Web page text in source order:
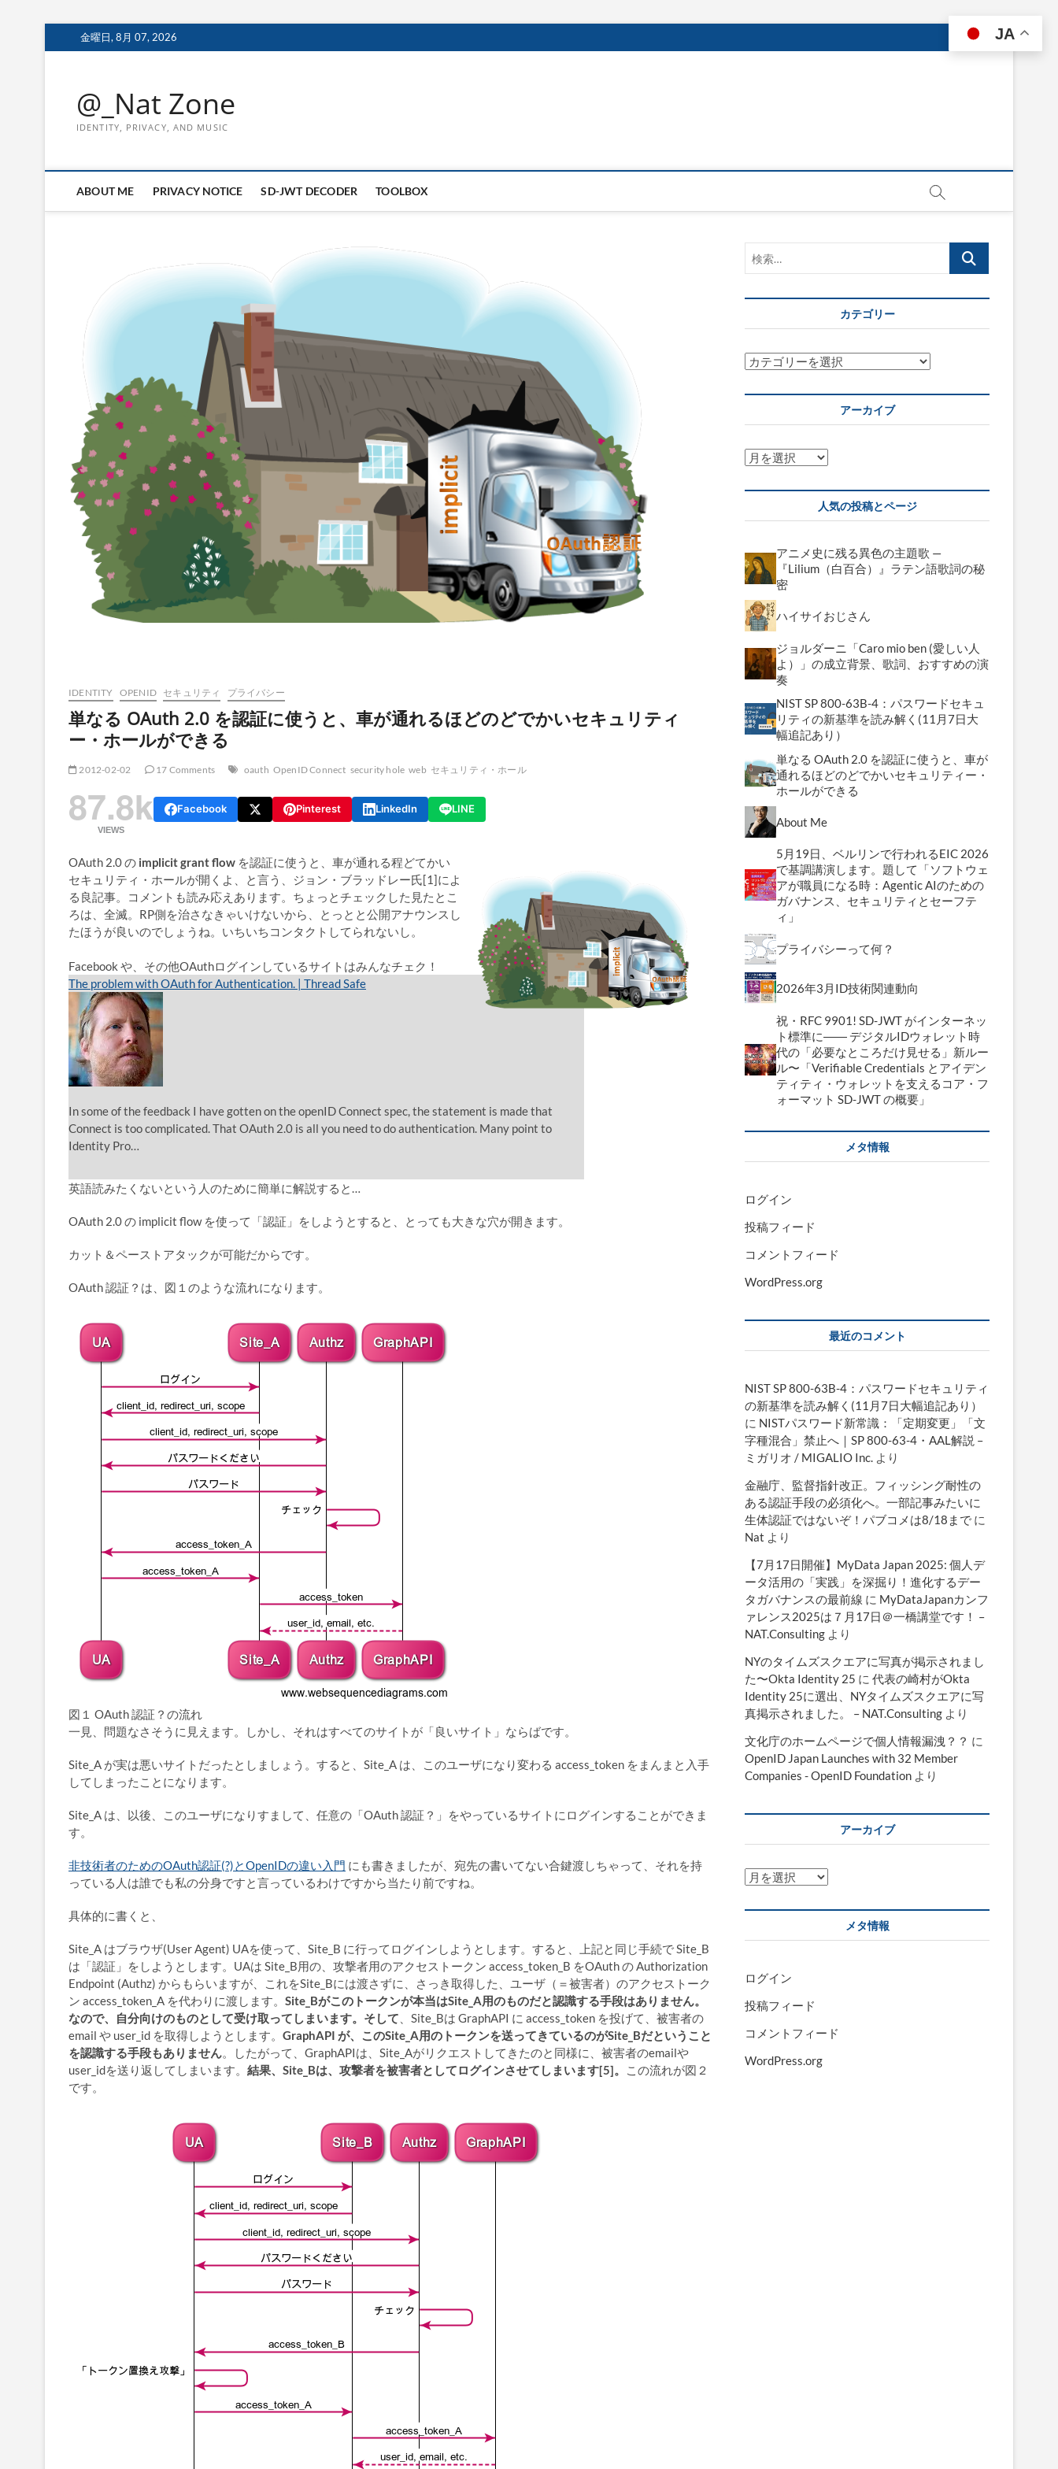
to
金曜日, 8月 07, 2026
@_Nat Zone
IDENTITY, PRIVACY, AND MUSIC
ABOUT ME PRIVACY NOTICE SD-JWT DECODER TOOLBOX
IDENTITY OPENID セキュリティ プライバシー
単なる OAuth 2.0 を認証に使うと、車が通れるほどのどでかいセキュリティ
ー・ホールができる
2012-02-02 17 Comments oauth OpenID Connect security hole web セキュリティ・ホール
87.8k
VIEWS
Facebook Pinterest LinkedIn LINE
OAuth 2.0 の implicit grant flow を認証に使うと、車が通れる程どてかい
セキュリティ・ホールが開くよ、と言う、ジョン・ブラッドレー氏[1]によ
る良記事。コメントも読み応えあります。ちょっとチェックした見たとこ
ろは、全滅。RP側を治さなきゃいけないから、とっとと公開アナウンスし
たほうが良いのでしょうね。いちいちコンタクトしてられないし。
Facebook や、その他OAuthログインしているサイトはみんなチェク！
The problem with OAuth for Authentication. | Thread Safe
In some of the feedback I have gotten on the openID Connect spec, the statement is made that
Connect is too complicated. That OAuth 2.0 is all you need to do authentication. Many point to
Identity Pro…
英語読みたくないという人のために簡単に解説すると…
OAuth 2.0 の implicit flow を使って「認証」をしようとすると、とっても大きな穴が開きます。
カット＆ペーストアタックが可能だからです。
OAuth 認証？は、図１のような流れになります。
図１ OAuth 認証？の流れ
一見、問題なさそうに見えます。しかし、それはすべてのサイトが「良いサイト」ならばです。
Site_A が実は悪いサイトだったとしましょう。すると、Site_A は、このユーザになり変わる access_token をまんまと入手
してしまったことになります。
Site_A は、以後、このユーザになりすまして、任意の「OAuth 認証？」をやっているサイトにログインすることができま
す。
非技術者のためのOAuth認証(?)とOpenIDの違い入門 にも書きましたが、宛先の書いてない合鍵渡しちゃって、それを持
っている人は誰でも私の分身ですと言っているわけですから当たり前ですね。
具体的に書くと、
Site_A はブラウザ(User Agent) UAを使って、Site_B に行ってログインしようとします。すると、上記と同じ手続で Site_B
は「認証」をしようとします。UAは Site_B用の、攻撃者用のアクセストークン access_token_B をOAuth の Authorization
Endpoint (Authz) からもらいますが、これをSite_Bには渡さずに、さっき取得した、ユーザ（＝被害者）のアクセストーク
ン access_token_A を代わりに渡します。 Site_Bがこのトークンが本当はSite_A用のものだと認識する手段はありません。
なので、自分向けのものとして受け取ってしまいます。そして 、Site_Bは GraphAPI に access_token を投げて、被害者の
email や user_id を取得しようとします。 GraphAPI が、このSite_A用のトークンを送ってきているのがSite_Bだということ
を認識する手段もありません。したがって、GraphAPIは、Site_Aがリクエストしてきたのと同様に、被害者のemailや
user_idを送り返してしまいます。 結果、Site_Bは、攻撃者を被害者としてログインさせてしまいます[5]。
この流れが図２
です。
索…
カテゴリー
カ
ゴ
ー
アーカイブ
ア
カ
ブ
人気の投稿とページ
アニメ史に残る異色の主題歌 —
『Lilium（白百合）』ラテン語歌詞の秘
密
ハイサイおじさん
ジョルダーニ「Caro mio ben (愛しい人
よ）」の成立背景、歌詞、おすすめの演
奏
NIST SP 800-63B-4：パスワードセキュ
リティの新基準を読み解く(11月7日大
幅追記あり）
単なる OAuth 2.0 を認証に使うと、車が
通れるほどのどでかいセキュリティー・
ホールができる
About Me
5月19日、ベルリンで行われるEIC 2026
で基調講演します。題して「ソフトウェ
アが職員になる時：Agentic AIのための
ガバナンス、セキュリティとセーフテ
ィ」
プライバシーって何？
2026年3月ID技術関連動向
祝・RFC 9901! SD-JWT がインターネッ
ト標準に―― デジタルIDウォレット時
代の「必要なところだけ見せる」新ルー
ル〜「Verifiable Credentials とアイデン
ティティ・ウォレットを支えるコア・フ
ォーマット SD-JWT の概要」
メタ情報
ログイン
投稿フィード
コメントフィード
WordPress.org
最近のコメント
NIST SP 800-63B-4：パスワードセキュリティ
の新基準を読み解く(11月7日大幅追記あり）
に NISTパスワード新常識：「定期変更」「文
字種混合」禁止へ｜SP 800-63-4・AAL解説 –
ミガリオ / MIGALIO Inc.
より
金融庁、監督指針改正。フィッシング耐性の
ある認証手段の必須化へ。一部記事みたいに
生体認証ではないぞ！パブコメは8/18まで に
Nat より
【7月17日開催】MyData Japan 2025: 個人デ
ータ活用の「実践」を深掘り！進化するデー
タガバナンスの最前線 に MyDataJapanカンフ
ァレンス2025は７月17日＠一橋講堂です！ –
NAT.Consulting より
NYのタイムズスクエアに写真が掲示されまし
た〜Okta Identity 25 に 代表の崎村がOkta
Identity 25に選出、NYタイムズスクエアに写
真掲示されました。 – NAT.Consulting より
文化庁のホームページで個人情報漏洩？？ に
OpenID Japan Launches with 32 Member
Companies - OpenID Foundation より
アーカイブ
ア
カ
ブ
メタ情報
ログイン
投稿フィード
コメントフィード
WordPress.org
JA